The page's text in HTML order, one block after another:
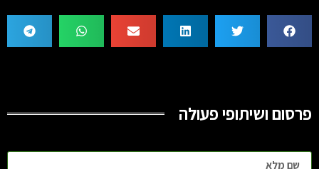
פרסום ושיתופי פעולה